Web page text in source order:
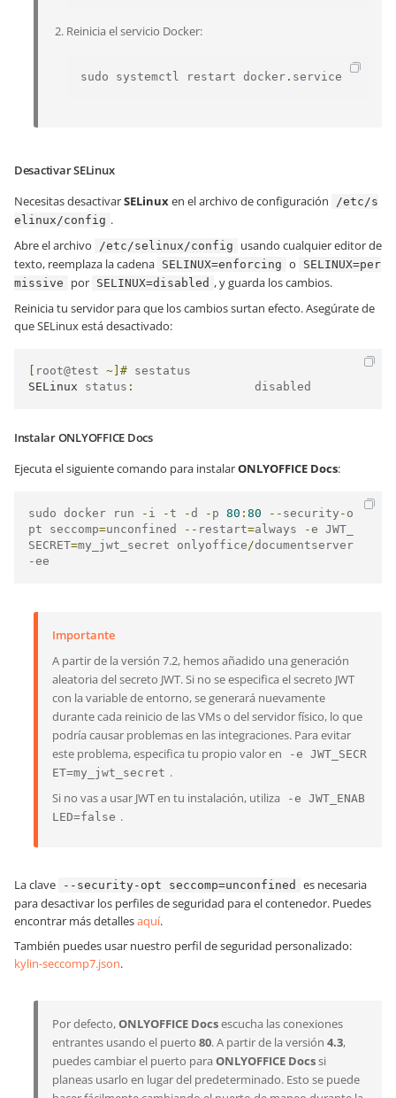
Reinicia el servicio Docker:
sudo systemctl restart docker . service
Desactivar SELinux
Necesitas desactivarSELinuxen el archivo de configuración
/etc/s
elinux/config .
Abre el archivo
/etc/selinux/config
usando cualquier editor de
texto, reemplaza la cadena SELINUX=enforcing o
SELINUX=per
missive
por SELINUX=disabled , y guarda los cambios.
Reinicia tu servidor para que los cambios surtan efecto. Asegúrate de
que SELinux está desactivado:
root@test ~]#
SELinux status :
                 disabled
Instalar ONLYOFFICE Docs
Ejecuta el siguiente comando para instalarONLYOFFICE Docs:
sudo docker run - i -t -d - p 80 : 80 -- security - o
pt seccomp=unconfined -- restart=always -e JWT_
SECRET=my_jwt_secret onlyoffice/documentserver
-ee
Importante
A partir de la versión 7.2, hemos añadido una generación
aleatoria del secreto JWT. Si no se especifica el secreto JWT
con la variable de entorno, se generará nuevamente
durante cada reinicio de las VMs o del servidor físico, lo que
podría causar problemas en las integraciones. Para evitar
este problema, especifica tu propio valor en
-e JWT_SECR
ET=my_jwt_secret .
Si no vas a usar JWT en tu instalación, utiliza
-e JWT_ENAB
LED=false .
La clave --security-opt seccomp=unconfined
es necesaria
para desactivar los perfiles de seguridad para el contenedor. Puedes
encontrar más detallesaquí.
También puedes usar nuestro perfil de seguridad personalizado:
kylin-seccomp7.json.
Por defecto,ONLYOFFICE Docsescucha las conexiones
entrantes usando el puerto 80. A partir de la versión 4.3,
puedes cambiar el puerto para ONLYOFFICE Docssi
planeas usarlo en lugar del predeterminado. Esto se puede